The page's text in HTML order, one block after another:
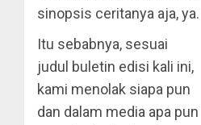
sinopsis ceritanya aja, ya.
Itu sebabnya, sesuai
judul buletin edisi kali ini,
kami menolak siapa pun
dan dalam media apa pun